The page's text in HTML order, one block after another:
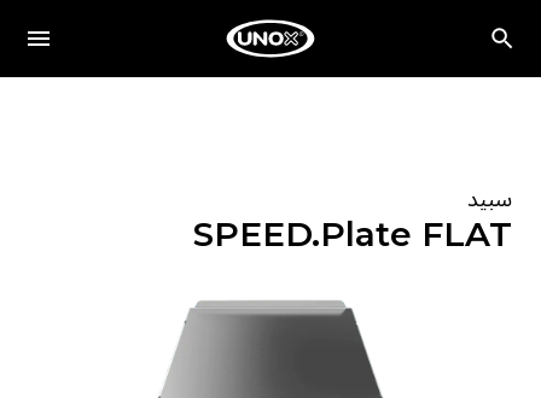
سبيد
SPEED.Plate FLAT